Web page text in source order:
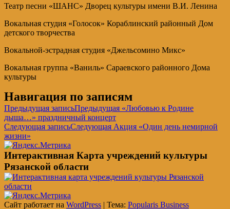
Театр песни «ШАНС» Дворец культуры имени В.И. Ленина
Вокальная студия «Голосок» Кораблинский районный Дом
детского творчества
Вокальной-эстрадная студия «Джельсомино Микс»
Вокальная группа «Ваниль» Сараевского районного Дома
культуры
Навигация по записям
Предыдущая записьПредыдущая «Любовью к Родине
дыша…» праздничный концерт
Следующая записьСледующая Акция «Один день немирной
жизни»
Интерактивная Карта учреждений культуры
Рязанской области
Сайт работает на WordPress | Тема: Popularis Business